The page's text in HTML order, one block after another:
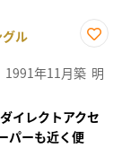
ル
に入
り登
1991年11月築 明
イレクトアクセ
パーも近く便